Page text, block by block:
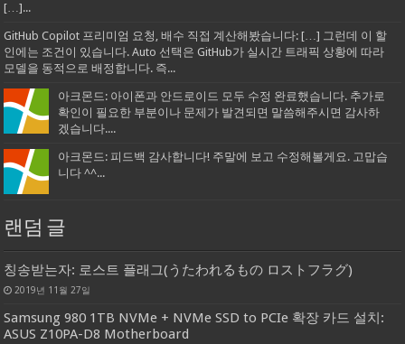
[…]...
GitHub Copilot 프리미엄 요청, 배수 직접 계산해봤습니다: […] 그런데 이 할
인에는 조건이 있습니다. Auto 선택은 GitHub가 실시간 트래픽 상황에 따라
모델을 동적으로 배정합니다. 즉...
아크몬드: 아이폰과 안드로이드 모두 수정 완료했습니다. 추가로
확인이 필요한 부분이나 문제가 발견되면 말씀해주시면 감사하
겠습니다....
아크몬드: 피드백 감사합니다! 주말에 보고 수정해볼게요. 고맙습
니다 ^^...
랜덤 글
칭송받는자: 로스트 플래그(うたわれるもの ロストフラグ)
2019년 11월 27일
Samsung 980 1TB NVMe + NVMe SSD to PCIe 확장 카드 설치:
ASUS Z10PA-D8 Motherboard